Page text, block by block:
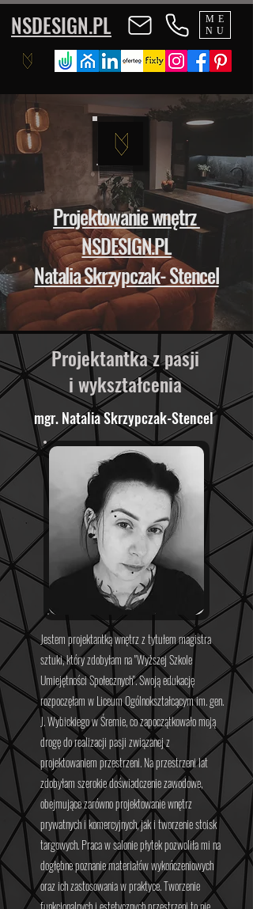
ME
NU
NSDESIGN.PL
Projektowanie wnętrz
NSDESIGN.PL
Natalia Skrzypczak- Stencel
Projektantka z pasji
i wykształcenia
mgr. Natalia Skrzypczak-Stencel
Jestem projektantką wnętrz z tytułem magistra
sztuki, który zdobyłam na"Wyższej Szkole
Umiejętności Społecznych".Swoją edukację
rozpoczęłam wLiceum Ogólnokształcącym im. gen.
J. Wybickiego w Śremie, co zapoczątkowało moją
drogędo realizacji pasji związanej z
projektowaniem przestrzeni.Na przestrzeni lat
zdobyłam szerokie doświadczenie zawodowe,
obejmujące zarówno projektowanie wnętrz
prywatnych i komercyjnych, jak i tworzenie stoisk
targowych.Praca w salonie płytek pozwoliła mi na
dogłębne poznanie materiałów wykończeniowych
oraz ich zastosowania w praktyce. Tworzenie